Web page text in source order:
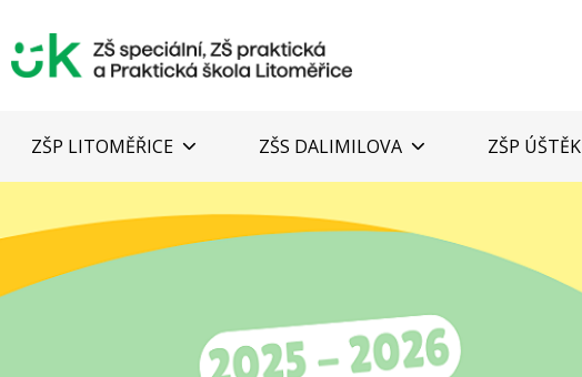
ZŠP LITOMĚŘICE ZŠS DALIMILOVA ZŠP ÚŠTĚK